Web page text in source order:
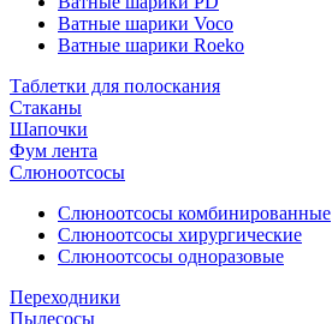
Ватные шарики Voco
Ватные шарики Roeko
Таблетки для полоскания
Стаканы
Шапочки
Фум лента
Слюноотсосы
Слюноотсосы комбинированные
Слюноотсосы хирургические
Слюноотсосы одноразовые
Переходники
Пылесосы